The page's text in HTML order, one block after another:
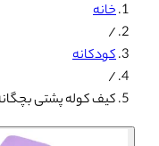
خانه
/
کودکانه
/
کیف کوله پشتی بچگانه